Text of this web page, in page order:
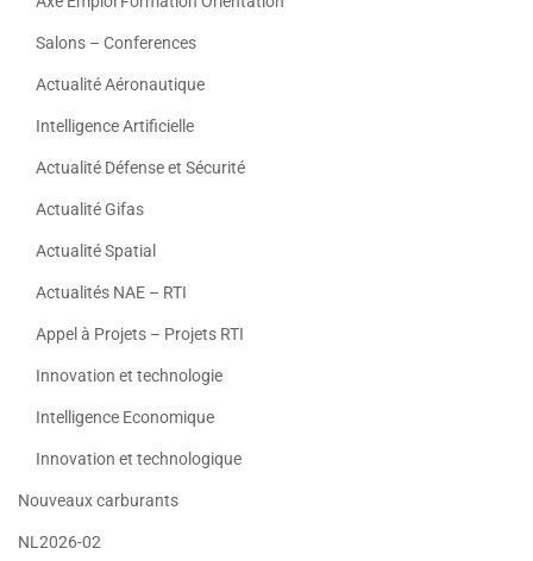
Salons – Conferences
Actualité Aéronautique
Intelligence Artificielle
Actualité Défense et Sécurité
Actualité Gifas
Actualité Spatial
Actualités NAE – RTI
Appel à Projets – Projets RTI
Innovation et technologie
Intelligence Economique
Innovation et technologique
Nouveaux carburants
NL2026-02